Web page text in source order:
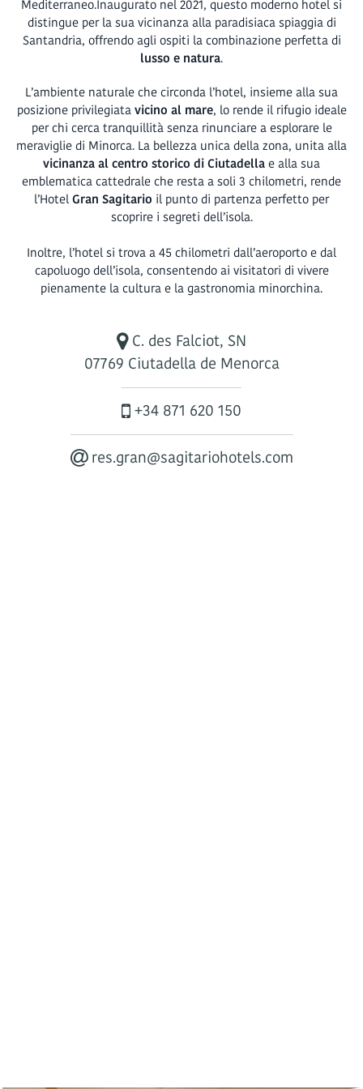
Mediterraneo.Inaugurato nel 2021, questo moderno hotel si
distingue per la sua vicinanza alla paradisiaca spiaggia di
Santandria, offrendo agli ospiti la combinazione perfetta di
lusso e natura.
L’ambiente naturale che circonda l’hotel, insieme alla sua
posizione privilegiatavicino al mare, lo rende il rifugio ideale
per chi cerca tranquillità senza rinunciare a esplorare le
meraviglie di Minorca. La bellezza unica della zona, unita alla
vicinanza al centro storico di Ciutadellae alla sua
emblematica cattedrale che resta a soli 3 chilometri, rende
l’HotelGran Sagitario il punto di partenza perfetto per
scoprire i segreti dell’isola.
Inoltre, l’hotel si trova a 45 chilometri dall’aeroporto e dal
capoluogo dell’isola, consentendo ai visitatori di vivere
pienamente la cultura e la gastronomia minorchina.
C. des Falciot, SN
07769 Ciutadella de Menorca
+34 871 620 150
res.gran@sagitariohotels.com